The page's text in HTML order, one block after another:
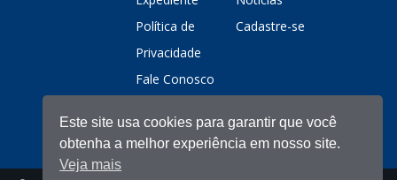
Política de
Privacidade
Fale Conosco
Cadastre-se
Este site usa cookies para garantir que você
obtenha a melhor experiência em nosso site.
Veja mais